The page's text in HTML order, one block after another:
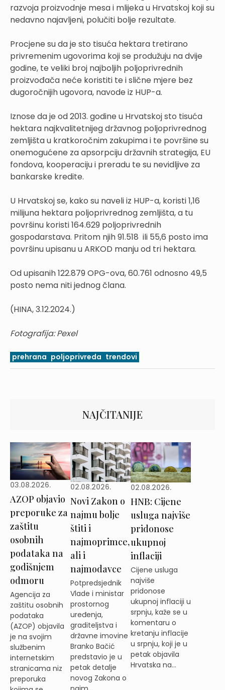
razvoja proizvodnje mesa i mlijeka u Hrvatskoj koji su
nedavno najavljeni, polučiti bolje rezultate.
Procjene su da je sto tisuća hektara tretirano
privremenim ugovorima koji se produžuju na dvije
godine, te veliki broj najboljih poljoprivrednih
proizvođača neće koristiti te i slične mjere bez
dugoročnijih ugovora, navode iz HUP-a.
Iznose da je od 2013. godine u Hrvatskoj sto tisuća
hektara najkvalitetnijeg državnog poljoprivrednog
zemljišta u kratkoročnim zakupima i te površine su
onemogućene za apsorpciju državnih strategija, EU
fondova, kooperaciju i preradu te su nevidljive za
bankarske kredite.
U Hrvatskoj se, kako su naveli iz HUP-a, koristi 1,16
milijuna hektara poljoprivrednog zemljišta, a tu
površinu koristi 164.629 poljoprivrednih
gospodarstava. Pritom njih 91.518 ili 55,6 posto ima
površinu upisanu u ARKOD manju od tri hektara.
Od upisanih 122.879 OPG-ova, 60.761 odnosno 49,5
posto nema niti jednog člana.
(HINA, 3.12.2024.)
Fotografija: Pexel
prehrana poljoprivreda trendovi
NAJČITANIJE
03.08.2026.
AZOP objavio
preporuke za
zaštitu
osobnih
podataka na
godišnjem
odmoru
Agencija za
zaštitu osobnih
podataka
(AZOP) objavila
je na svojim
službenim
internetskim
stranicama niz
preporuka
02.08.2026.
Novi Zakon o
najmu bolje
štiti i
najmoprimce,
ali i
najmodavce
Potpredsjednik
Vlade i ministar
prostornog
uređenja,
graditeljstva i
državne imovine
Branko Bačić
predstavio je u
petak detalje
novog Zakona o
02.08.2026.
HNB: Cijene
usluga najviše
pridonose
ukupnoj
inflaciji
Cijene usluga
najviše
pridonose
ukupnoj inflaciji u
srpnju, kaže se u
komentaru o
kretanju inflacije
u srpnju, koji je u
petak objavila
Hrvatska na...